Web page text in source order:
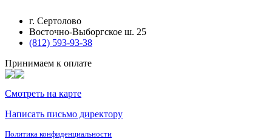
г. Сертолово
Восточно-Выборгское ш. 25
(812) 593-93-38
Принимаем к оплате
Смотреть на карте
Написать письмо директору
Политика конфиденциальности